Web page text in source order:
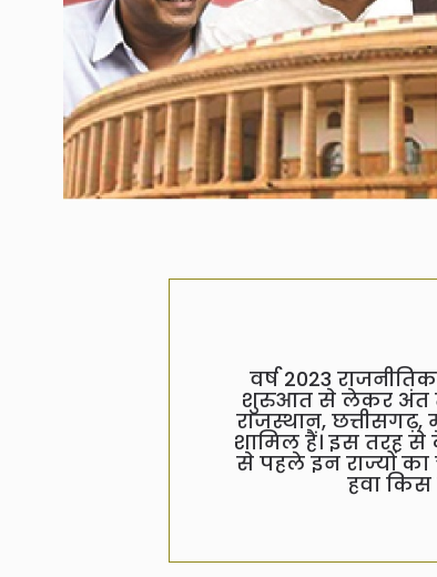
वर्ष 2023
शुरुआत से लेकर अंत
राजस्थान,
शामिल हैं। इस तरह
से पहले इन राज्यों
हवा किस